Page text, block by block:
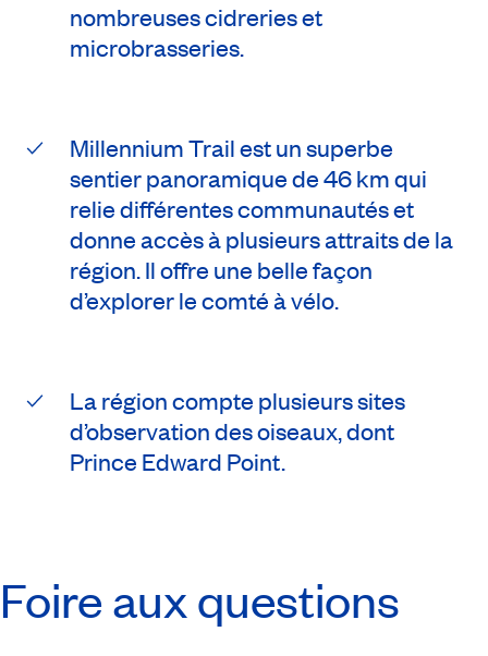
nombreuses cidreries et
microbrasseries.
Millennium Trail est un superbe
sentier panoramique de 46 km qui
relie différentes communautés et
donne accès à plusieurs attraits de la
région. Il offre une belle façon
d’explorer le comté à vélo.
La région compte plusieurs sites
d’observation des oiseaux, dont
Prince Edward Point.
Foire aux questions